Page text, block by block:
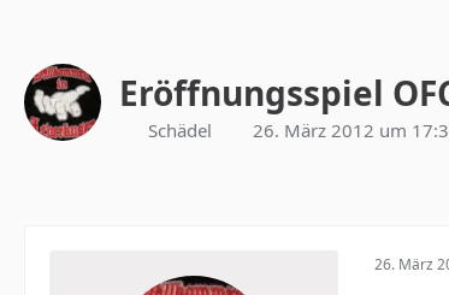
Eröffnungsspiel
Schädel 26. März 2012 um
26. März